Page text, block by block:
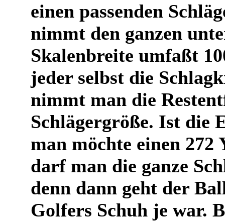
einen passenden
nimmt den ganzen
Skalenbreite umfaßt
jeder selbst die
nimmt man die
Schlägergröße. Ist die
man möchte einen 272
darf man die ganze
denn dann geht der
Golfers Schuh je war.